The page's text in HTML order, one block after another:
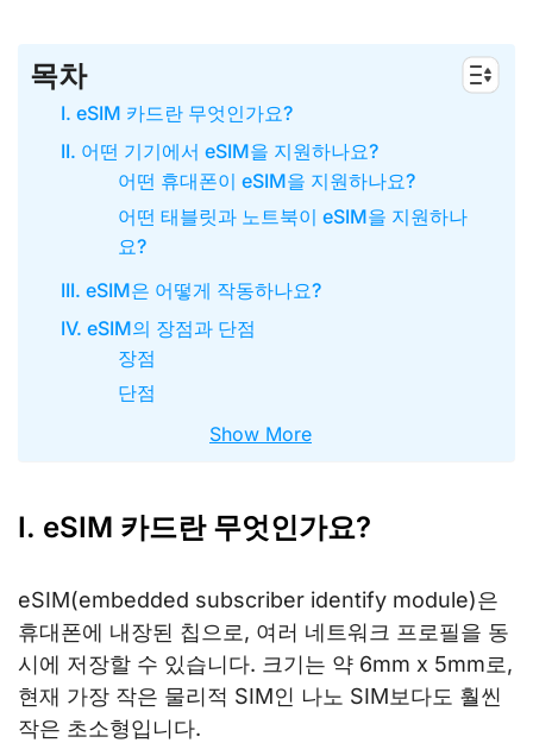
목차
I. eSIM 카드란 무엇인가요?
II. 어떤 기기에서 eSIM을 지원하나요?
어떤 휴대폰이 eSIM을 지원하나요?
어떤 태블릿과 노트북이 eSIM을 지원하나
요?
III. eSIM은 어떻게 작동하나요?
IV. eSIM의 장점과 단점
장점
단점
Show More
I. eSIM 카드란 무엇인가요?
eSIM(embedded subscriber identify module)은
휴대폰에 내장된 칩으로, 여러 네트워크 프로필을 동
시에 저장할 수 있습니다. 크기는 약 6mm x 5mm로,
현재 가장 작은 물리적 SIM인 나노 SIM보다도 훨씬
작은 초소형입니다.